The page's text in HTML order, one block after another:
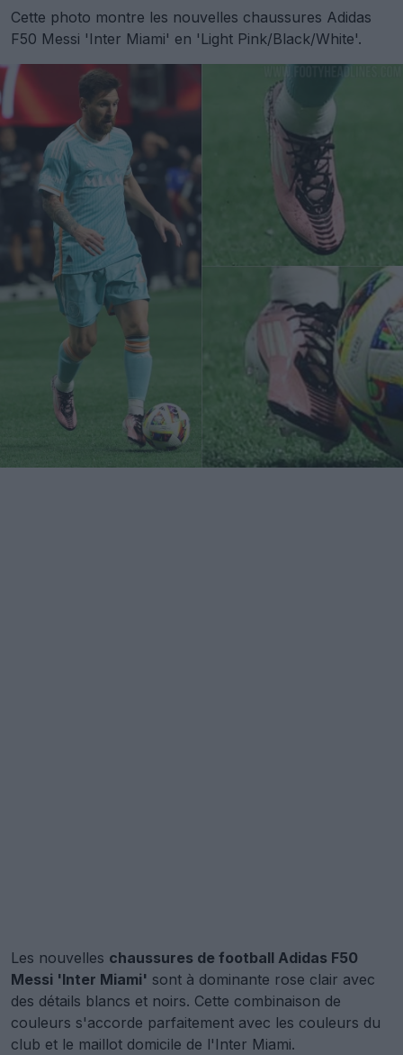
Cette photo montre les nouvelles chaussures Adidas
F50 Messi 'Inter Miami' en 'Light Pink/Black/White'.
Les nouvelles chaussures de football Adidas F50
Messi 'Inter Miami' sont à dominante rose clair avec
des détails blancs et noirs. Cette combinaison de
couleurs s'accorde parfaitement avec les couleurs du
club et le maillot domicile de l'Inter Miami.